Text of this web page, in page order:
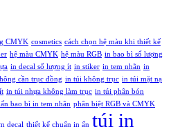
CMYK cosmetics cách chọn hệ màu khi thiết kế
hệ màu CMYK hệ màu RGB in bao bì số lượng
in decal số lượng ít in stiker in tem nhãn in
cần trục đồng in túi không trục in túi mặt nạ
in túi nhựa không làm trục in túi phân bón
bao bì in tem nhãn phân biệt RGB và CMYK
decal thiết kế chuẩn in ấn túi in